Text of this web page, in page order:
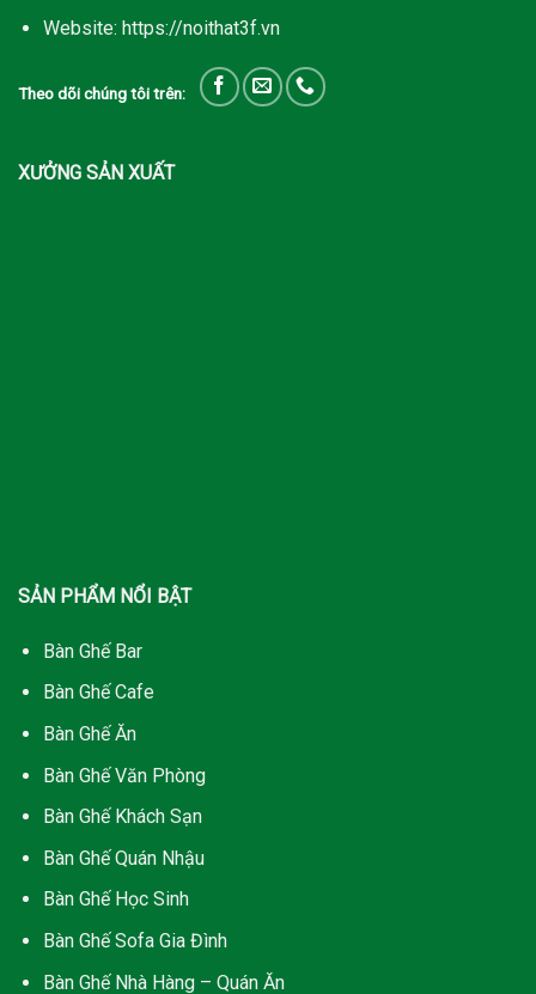
Website: https://noithat3f.vn
Theo dõi chúng tôi trên:
XƯỞNG SẢN XUẤT
SẢN PHẨM NỔI BẬT
Bàn Ghế Bar
Bàn Ghế Cafe
Bàn Ghế Ăn
Bàn Ghế Văn Phòng
Bàn Ghế Khách Sạn
Bàn Ghế Quán Nhậu
Bàn Ghế Học Sinh
Bàn Ghế Sofa Gia Đình
Bàn Ghế Nhà Hàng – Quán Ăn